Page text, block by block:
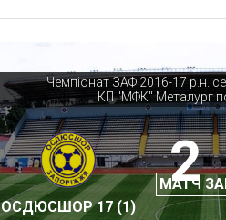
Чемпіонат ЗАФ 2016-17 р.н.
КП "МФК" Металург
ОСДЮСШОР 17 (1)
2
МАТЧ